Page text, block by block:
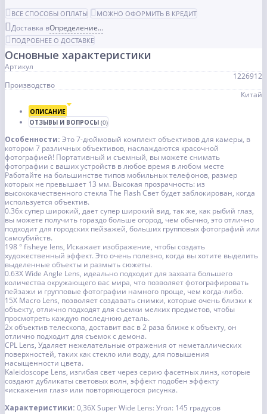
ВСЕ СПОСОБЫ ОПЛАТЫ МОЖНО ОФОРМИТЬ В КРЕДИТ
Доставка вОпределение...
ПОДРОБНЕЕ О ДОСТАВКЕ
Основные характеристики
Артикул
1226912
Производство
Китай
ОПИСАНИЕ
ОТЗЫВЫ И ВОПРОСЫ (0)
Особенности: Это 7-дюймовый комплект объективов для камеры, в
котором 7 различных объективов, наслаждаются красочной
фотографией! Портативный и съемный, вы можете снимать
фотографии с ваших устройств в любое время в любом месте
Работайте на большинстве типов мобильных телефонов, размер
которых не превышает 13 мм. Высокая прозрачность: из
высококачественного стекла The Flash Свет будет заблокирован, когда
используется объектив.
0.36x супер широкий, дает супер широкий вид, так же, как рыбий глаз,
вы можете получить гораздо больше огород, чем обычно, это отлично
подходит для городских пейзажей, больших групповых фотографий или
самоубийств.
198 ° fisheye lens, Искажает изображение, чтобы создать
художественный эффект. Это очень полезно, когда вы хотите выделить
выделенные объекты и размыть сюжеты.
0.63X Wide Angle Lens, идеально подходит для захвата большего
количества окружающего вас мира, что позволяет фотографировать
пейзажи и групповые фотографии намного проще, чем когда-либо.
15X Macro Lens, позволяет создавать снимки, которые очень близки к
объекту, отлично подходят для съемки мелких предметов, чтобы
просмотреть каждую последнюю деталь.
2x объектив телескопа, доставит вас в 2 раза ближе к объекту, он
отлично подходит для съемок с демона.
CPL Lens, Удаляет нежелательные отражения от неметаллических
поверхностей, таких как стекло или воду, для повышения
насыщенности цвета.
Kaleidoscope Lens, изгибая свет через серию фасетных линз, которые
создают дубликаты световых волн, эффект подобен эффекту
«искажения глаз» или повторяющегося рисунка.
Характеристики: 0,36X Super Wide Lens: Угол: 145 градусов